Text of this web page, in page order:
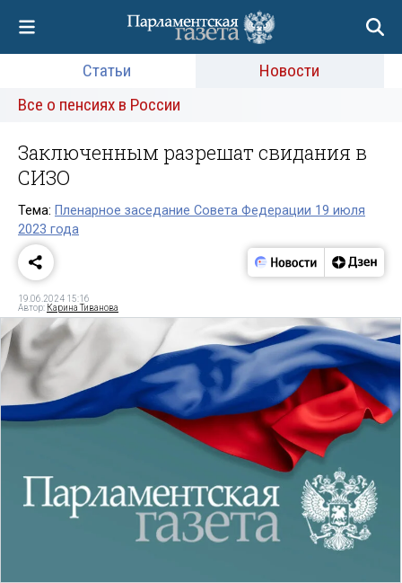
Статьи
Новости
Все о пенсиях в России
Заключенным разрешат свидания в
СИЗО
Тема: Пленарное заседание Совета Федерации 19 июля
2023 года
19.06.2024 15:16
Автор: Карина Тиванова